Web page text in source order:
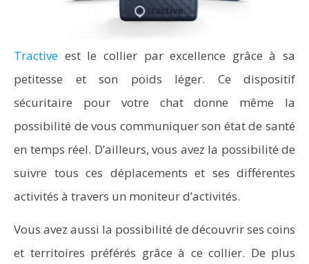
Tractive est le collier par excellence grâce à sa
petitesse et son poids léger. Ce dispositif
sécuritaire pour votre chat donne même la
possibilité de vous communiquer son état de santé
en temps réel. D’ailleurs, vous avez la possibilité de
suivre tous ces déplacements et ses différentes
activités à travers un moniteur d’activités.
Vous avez aussi la possibilité de découvrir ses coins
et territoires préférés grâce à ce collier. De plus